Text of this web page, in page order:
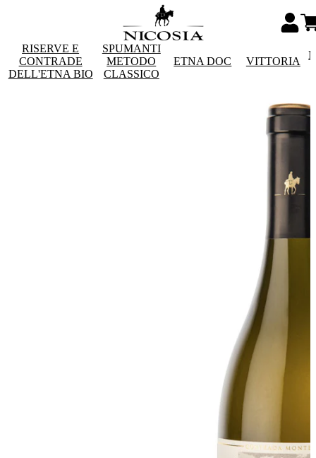
RISERVE E
CONTRADE
DELL'ETNA BIO
SPUMANTI
METODO
CLASSICO
ETNA DOC VITTORIA